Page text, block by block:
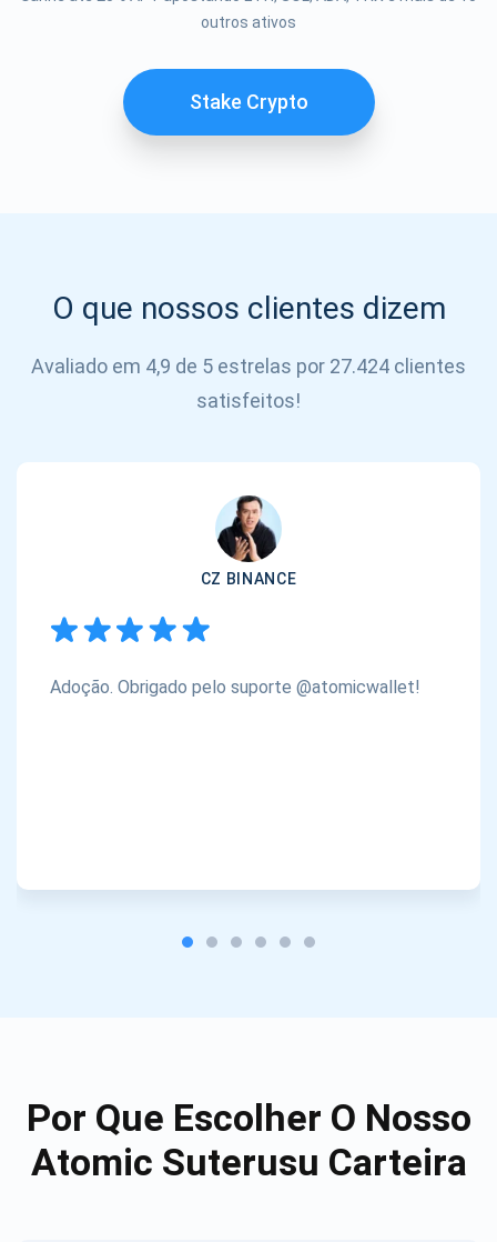
outros ativos
Stake Crypto
O que nossos clientes dizem
Avaliado em 4,9 de 5 estrelas por 27.424 clientes
satisfeitos!
CZ BINANCE
Adoção. Obrigado pelo suporte @atomicwallet!
Por Que Escolher O Nosso
Atomic Suterusu Carteira
INSCREVER